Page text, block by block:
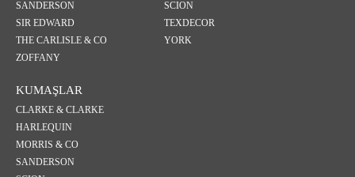
SANDERSON
SCION
SIR EDWARD
TEXDECOR
THE CARLISLE & CO
YORK
ZOFFANY
KUMAŞLAR
CLARKE & CLARKE
HARLEQUIN
MORRIS & CO
SANDERSON